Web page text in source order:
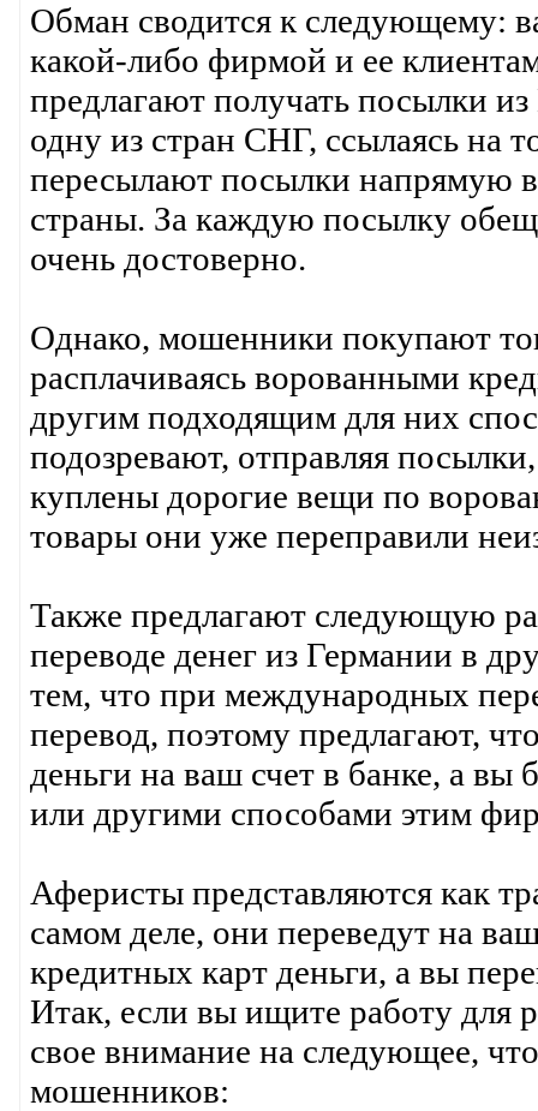
Обман сводится к следующему:
какой-либо фирмой и ее
предлагают получать посылки
одну из стран СНГ, ссылаясь на
пересылают посылки напрямую
страны. За каждую посылку
очень достоверно.
Однако, мошенники покупают
расплачиваясь ворованными
другим подходящим для них
подозревают, отправляя
куплены дорогие вещи по
товары они уже переправили
Также предлагают следующую
переводе денег из Германии в
тем, что при международных
перевод, поэтому предлагают,
деньги на ваш счет в банке, а
или другими способами этим
Аферисты представляются как
самом деле, они переведут на
кредитных карт деньги, а вы
Итак, если вы ищите работу для
свое внимание на следующее,
мошенников: